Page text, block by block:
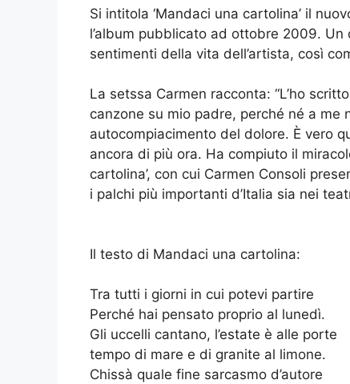
Si intitola ‘Mandaci una cartolina’ il
l’album pubblicato ad ottobre 2009.
sentimenti della vita dell’artista, così
La setssa Carmen racconta: “L’ho
canzone su mio padre, perché né a me
autocompiacimento del dolore. È vero
ancora di più ora. Ha compiuto il
cartolina’, con cui Carmen Consoli
i palchi più importanti d’Italia sia nei
Il testo di Mandaci una cartolina:
Tra tutti i giorni in cui potevi partire
Perché hai pensato proprio al lunedì.
Gli uccelli cantano, l’estate è alle porte
tempo di mare e di granite al limone.
Chissà quale fine sarcasmo d’autore